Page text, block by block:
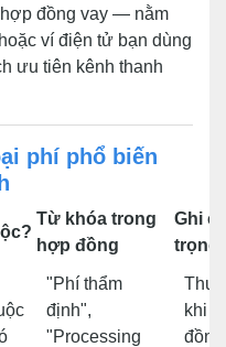
đồng vay — nằm
ví điện tử bạn dùng
ưu tiên kênh thanh
phí phổ biến
Từ khóa trong
hợp đồng
Ghi
trọng
"Phí thẩm
định",
"Processing
Thu
khi